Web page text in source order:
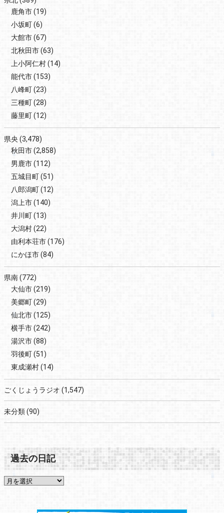
鹿角市(19)
小坂町(6)
大館市(67)
北秋田市(63)
上小阿仁村(14)
能代市(153)
八峰町(23)
三種町(28)
藤里町(12)
県央 (3,478)
秋田市(2,858)
男鹿市(112)
五城目町(51)
八郎潟町(12)
潟上市(140)
井川町(13)
大潟村(22)
由利本荘市(176)
にかほ市(84)
県南(772)
大仙市(219)
美郷町(29)
仙北市(125)
横手市(242)
湯沢市(88)
羽後町(51)
東成瀬村(14)
ごくじょうラジオ (1,547)
未分類(90)
過去の日記